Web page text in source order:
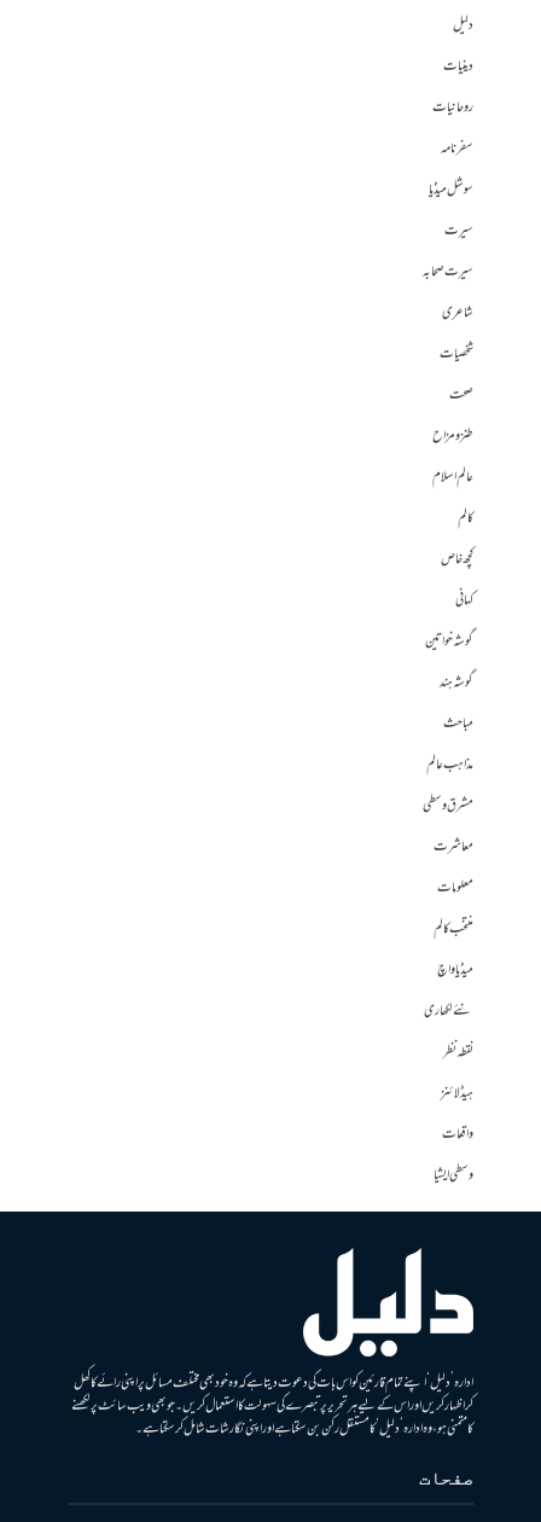
دلیل
دینیات
روحانیات
سفرنامہ
سوشل میڈیا
سیرت
سیرت صحابہ
شاعری
شخصیات
صحت
طنز و مزاح
عالم اسلام
کالم
کچھ خاص
کہانی
گوشہ خواتین
گوشہ ہند
مباحث
مذاہب عالم
مشرق وسطی
معاشرت
معلومات
منتخب کالم
میڈیا واچ
نئے لکھاری
نقطہ نظر
ہیڈلائنز
واقعات
وسطی ایشیا
ادارہ ’دلیل‘ اپنے تمام قارئین کو اس بات کی دعوت دیتا ہے کہ وہ خود بھی مختلف مسائل پر اپنی رائے کا کھل
کر اظہار کریں اور اس کے لیے ہر تحریر پر تبصرے کی سہولت کا استعمال کریں۔ جو بھی ویب سائٹ پر لکھنے
کا متمنی ہو، وہ ادارہ ’دلیل‘ کا مستقل رکن بن سکتا ہے اور اپنی نگارشات شامل کرسکتا ہے۔
صفحات